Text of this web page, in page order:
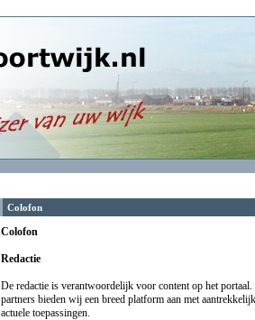
Colofon
Colofon
Redactie
De redactie is verantwoordelijk voor content op het
partners bieden wij een breed platform aan met
actuele toepassingen.